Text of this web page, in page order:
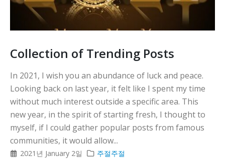
니다
Collection of Trending Posts
In 2021, I wish you an abundance of luck and peace.
Looking back on last year, it felt like I spent my time
without much interest outside a specific area. This
new year, in the spirit of starting fresh, I thought to
myself, if I could gather popular posts from famous
communities, it would allow...
2021년 January 2일
주절주절